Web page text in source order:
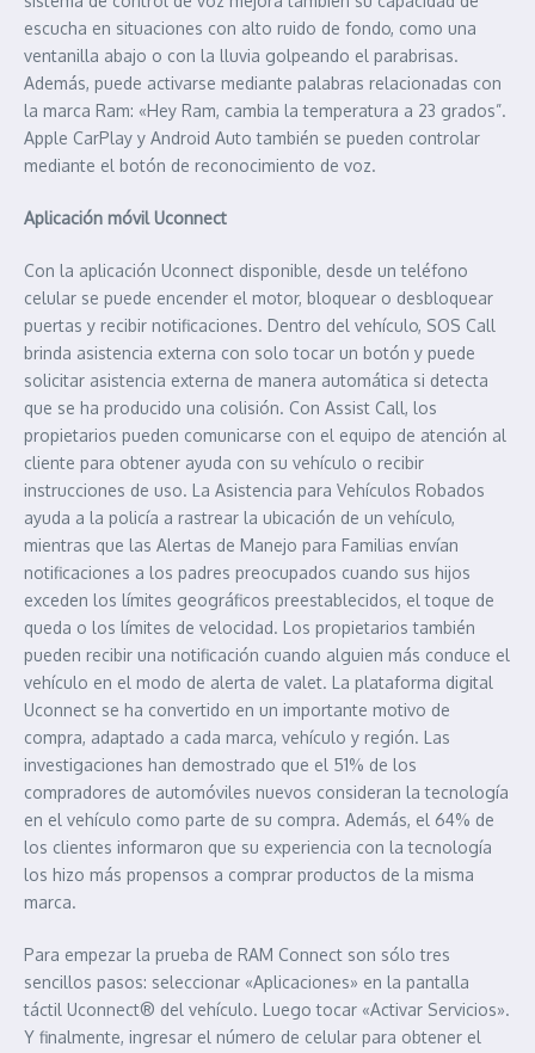
escucha en situaciones con alto ruido de fondo, como una
ventanilla abajo o con la lluvia golpeando el parabrisas.
Además, puede activarse mediante palabras relacionadas con
la marca Ram: «Hey Ram, cambia la temperatura a 23 grados”.
Apple CarPlay y Android Auto también se pueden controlar
mediante el botón de reconocimiento de voz.
Aplicación móvil Uconnect
Con la aplicación Uconnect disponible, desde un teléfono
celular se puede encender el motor, bloquear o desbloquear
puertas y recibir notificaciones. Dentro del vehículo, SOS Call
brinda asistencia externa con solo tocar un botón y puede
solicitar asistencia externa de manera automática si detecta
que se ha producido una colisión. Con Assist Call, los
propietarios pueden comunicarse con el equipo de atención al
cliente para obtener ayuda con su vehículo o recibir
instrucciones de uso. La Asistencia para Vehículos Robados
ayuda a la policía a rastrear la ubicación de un vehículo,
mientras que las Alertas de Manejo para Familias envían
notificaciones a los padres preocupados cuando sus hijos
exceden los límites geográficos preestablecidos, el toque de
queda o los límites de velocidad. Los propietarios también
pueden recibir una notificación cuando alguien más conduce el
vehículo en el modo de alerta de valet. La plataforma digital
Uconnect se ha convertido en un importante motivo de
compra, adaptado a cada marca, vehículo y región. Las
investigaciones han demostrado que el 51% de los
compradores de automóviles nuevos consideran la tecnología
en el vehículo como parte de su compra. Además, el 64% de
los clientes informaron que su experiencia con la tecnología
los hizo más propensos a comprar productos de la misma
marca.
Para empezar la prueba de RAM Connect son sólo tres
sencillos pasos: seleccionar «Aplicaciones» en la pantalla
táctil Uconnect® del vehículo. Luego tocar «Activar Servicios».
Y finalmente, ingresar el número de celular para obtener el